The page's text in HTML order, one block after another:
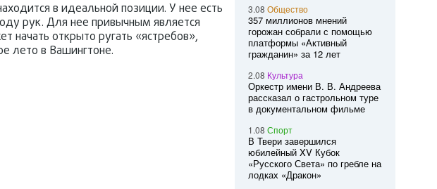
в идеальной позиции. У нее есть
рук. Для нее привычным является
открыто ругать «ястребов»,
лето в Вашингтоне.
3.08 Общество
357 миллионов мнений
горожан собрали с помощью
платформы «Активный
гражданин» за 12 лет
2.08 Культура
Оркестр имени В. В. Андреева
рассказал о гастрольном туре
в документальном фильме
1.08 Спорт
В Твери завершился
юбилейный XV Кубок
«Русского Света» по гребле на
лодках «Дракон»